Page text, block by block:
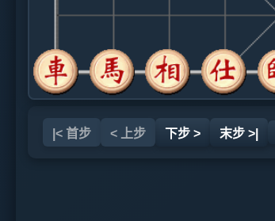
|< 首步 < 上步 下步 > 末步 >|